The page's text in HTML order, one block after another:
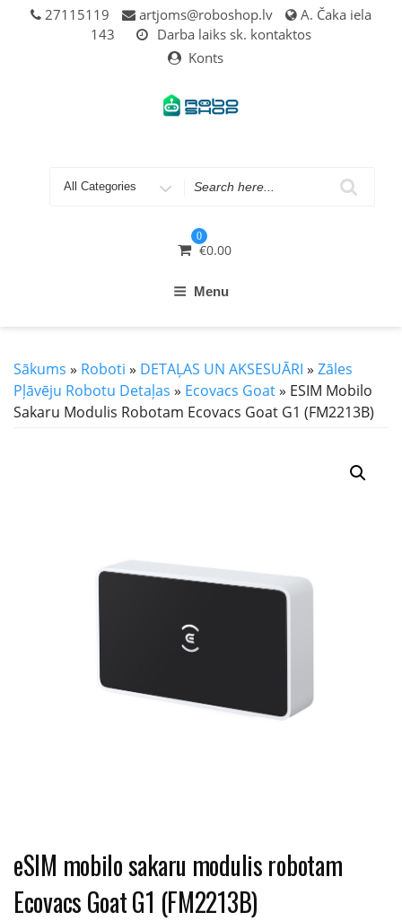
27115119 artjoms@roboshop.lv
A. Čaka iela
143
Darba laiks sk. kontaktos
Konts
Search
0
€0.00
Menu
Sākums » Roboti » DETAĻAS UN AKSESUĀRI » Zāles
Pļāvēju Robotu Detaļas » Ecovacs Goat» ESIM Mobilo
Sakaru Modulis Robotam Ecovacs Goat G1 (FM2213B)
eSIM mobilo sakaru modulis robotam
Ecovacs Goat G1 (FM2213B)